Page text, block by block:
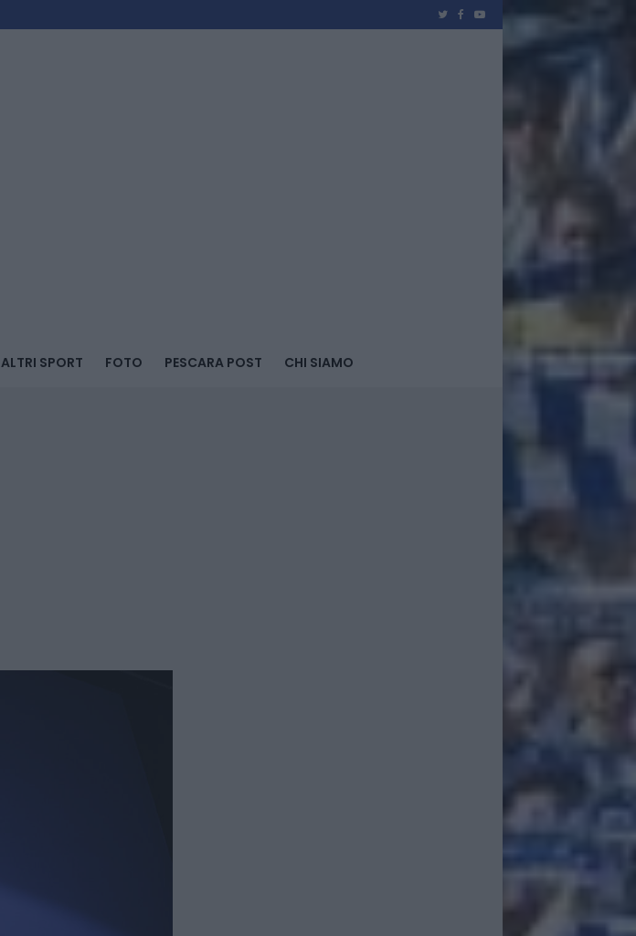
ALTRI SPORT FOTO PESCARA POST CHI SIAMO